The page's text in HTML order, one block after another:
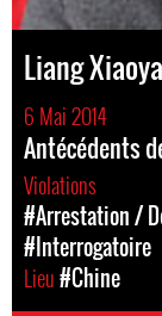
Liang
6 Mai 2014
Antécédents
Violations
#Arrestation /
#Interrogatoire
Lieu#Chine